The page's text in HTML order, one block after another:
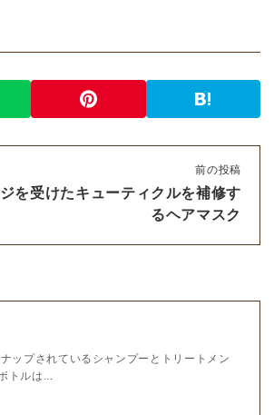
前の投稿
を受けたキューティクルを補修す
るヘアマスク
ップされているシャンプーとトリートメン
トルは...